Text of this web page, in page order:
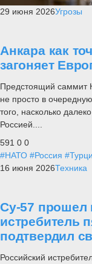
29 июня 2026Угрозы
Анкара как
загоняет
Предстоящий саммит
не просто в
того, насколько
Россией....
591 0 0
#НАТО #Россия
16 июня 2026Техника
Су-57 прошел
истребитель
подтвердил
Российский